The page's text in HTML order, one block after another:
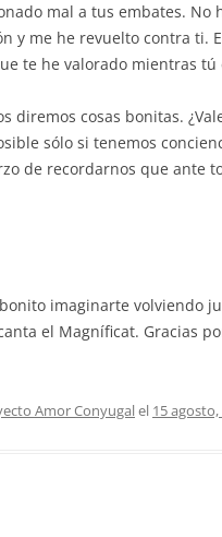
mal a tus embates. No
y me he revuelto contra ti.
te he valorado mientras
diremos cosas bonitas.
sólo si tenemos
de recordarnos que ante
imaginarte volviendo
el Magníficat. Gracias
Amor Conyugalel 15 agosto,